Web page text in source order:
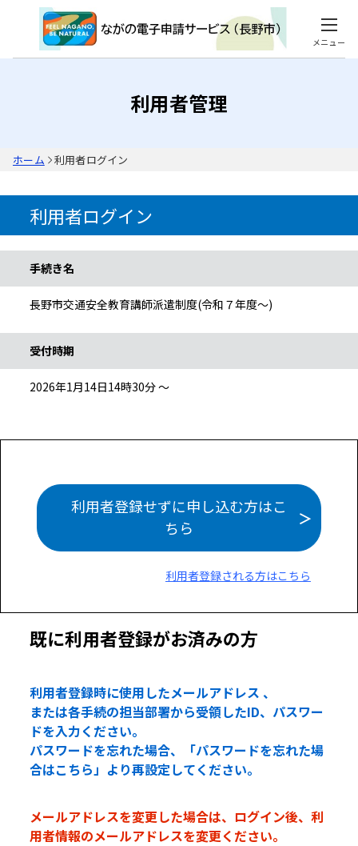
メニュー
利用者管理
ホーム 利用者ログイン
利用者ログイン
手続き名
長野市交通安全教育講師派遣制度(令和７年度～)
受付時期
2026年1月14日14時30分 ～
利用者登録せずに申し込む方はこ
ちら
利用者登録される方はこちら
既に利用者登録がお済みの方
利用者登録時に使用したメールアドレス 、
または各手続の担当部署から受領したID、パスワー
ドを入力ください。
パスワードを忘れた場合、「パスワードを忘れた場
合はこちら」より再設定してください。
メールアドレスを変更した場合は、ログイン後、利
用者情報のメールアドレスを変更ください。